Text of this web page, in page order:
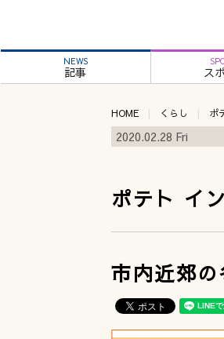
NEWS
記事 ス
HOME くらし ポ
2020.02.28 Fri
ポテト イ
市内近郊の